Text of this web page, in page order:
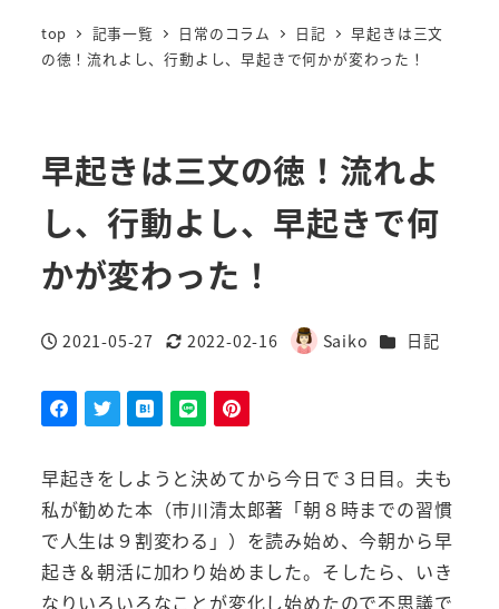
top 記事一覧 日常のコラム 日記
早起きは三文
の徳！流れよし、行動よし、早起きで何かが変わった！
早起きは三文の徳！流れよ
し、行動よし、早起きで何
かが変わった！
投稿日
2021-05-27
更新日
2022-02-16
著
Saiko カテゴリー
日記
早起きをしようと決めてから今日で３日目。夫も
私が勧めた本（市川清太郎著「朝８時までの習慣
で人生は９割変わる」）を読み始め、今朝から早
起き＆朝活に加わり始めました。そしたら、いき
なりいろいろなことが変化し始めたので不思議で